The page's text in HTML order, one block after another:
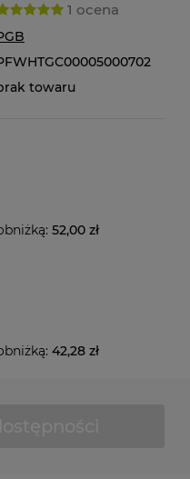
1 ocena
towaru
52,00 zł
42,28 zł